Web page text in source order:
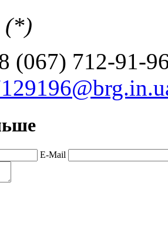
(*)
(067) 712-91-
E-Mail